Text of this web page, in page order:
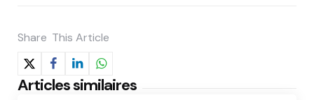
Share This Article
Articles similaires